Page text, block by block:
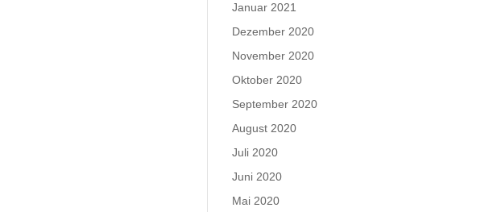
Januar 2021
Dezember 2020
November 2020
Oktober 2020
September 2020
August 2020
Juli 2020
Juni 2020
Mai 2020